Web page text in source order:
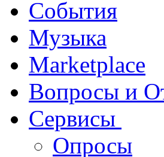
События
Музыка
Marketplace
Вопросы и
Сервисы
Опросы